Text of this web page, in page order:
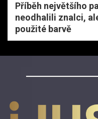
Příběh největšího
neodhalili znalci,
použité barvě